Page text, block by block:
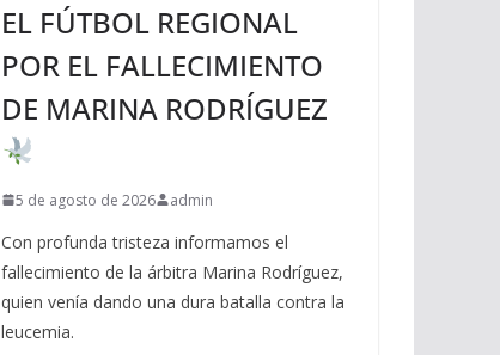
EL FÚTBOL REGIONAL
POR EL FALLECIMIENTO
DE MARINA RODRÍGUEZ
5 de agosto de 2026 admin
Con profunda tristeza informamos el
fallecimiento de la árbitra Marina Rodríguez,
quien venía dando una dura batalla contra la
leucemia.